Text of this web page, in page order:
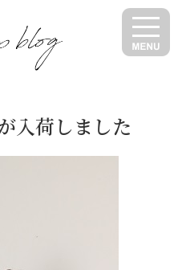
入荷しました